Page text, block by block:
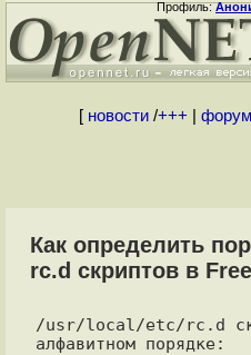
Профиль:
[ новости/+++ форум
Как определить
rc.d скриптов в
/usr/local/etc/rc.d
алфавитном порядке: